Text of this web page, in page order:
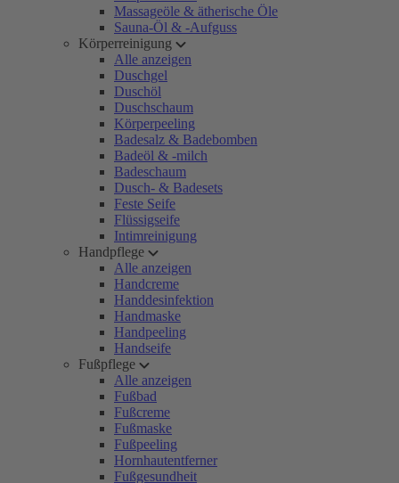
Massageöle & ätherische Öle
Sauna-Öl & -Aufguss
Körperreinigung
Alle anzeigen
Duschgel
Duschöl
Duschschaum
Körperpeeling
Badesalz & Badebomben
Badeöl & -milch
Badeschaum
Dusch- & Badesets
Feste Seife
Flüssigseife
Intimreinigung
Handpflege
Alle anzeigen
Handcreme
Handdesinfektion
Handmaske
Handpeeling
Handseife
Fußpflege
Alle anzeigen
Fußbad
Fußcreme
Fußmaske
Fußpeeling
Hornhautentferner
Fußgesundheit